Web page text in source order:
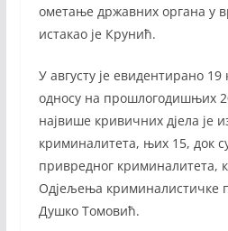
ометање државних органа у
истакао је Крунић.
У августу је евидентирано
односу на прошлогодишњих
највише кривичних дјела је
криминалитета, њих 15, док
привредног криминалитета,
Одјељења криминалистичке
Душко Томовић.